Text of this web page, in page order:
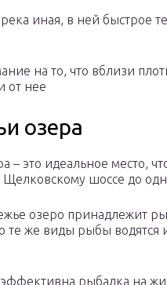
иная, в ней быстрое
на то, что вблизи
от нее
озера
– это идеальное место,
Щелковскому шоссе до
озеро принадлежит
те же виды рыбы
рыбалка на